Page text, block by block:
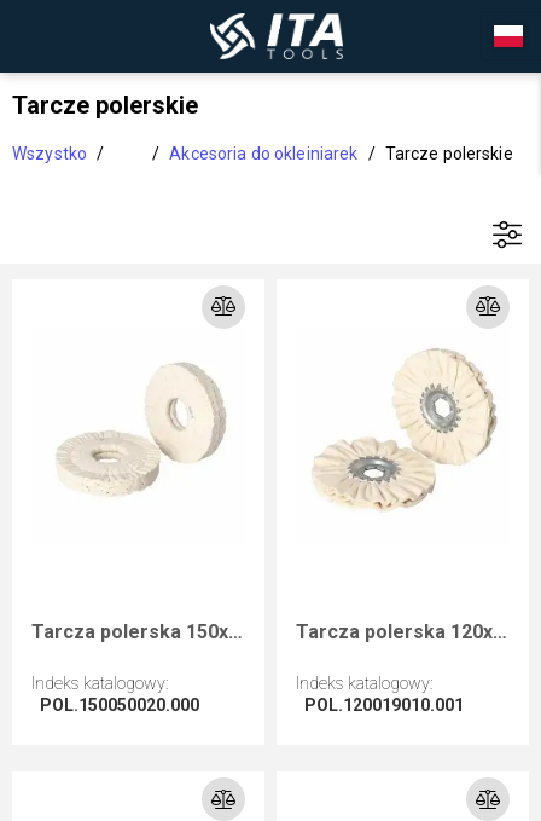
Tarcze polerskie
Wszystko / / Akcesoria do okleiniarek / Tarcze polerskie
Tarcza polerska 150x50x20 do okleiniarek Homag Brandt, Biesse, HolzHer
Indeks katalogowy:
POL.150050020.000
Tarcza polerska 120x19x10mm otwór HEX do okleiniarek Homag Brandt
Indeks katalogowy:
POL.120019010.001